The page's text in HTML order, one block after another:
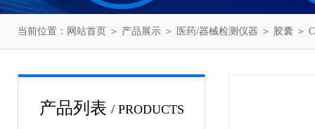
当前位置： 网站首页 ＞ 产品展示 ＞ 医药/器械检测仪器 ＞ 胶囊 ＞
产品列表 / PRODUCTS